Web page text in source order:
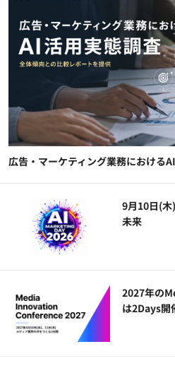
広告・マーケティング業務における
9月10日(
未来
2027年の
は2Days開